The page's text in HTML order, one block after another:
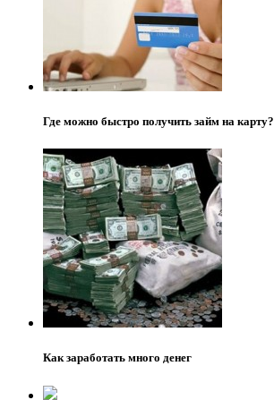
Где можно быстро получить займ на карту?
Как заработать много денег